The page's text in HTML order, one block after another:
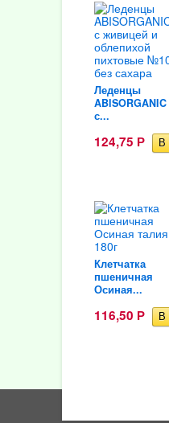
Леденцы
ABISORGANIC
с...
124,75 Р
Клетчатка
пшеничная
Осиная...
116,50 Р